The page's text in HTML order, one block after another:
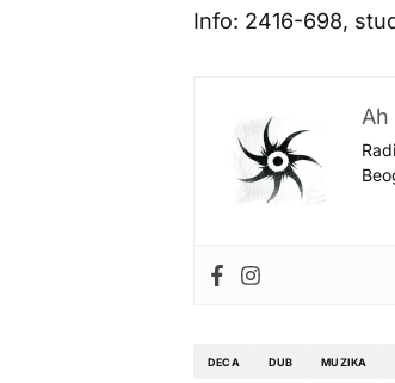
Info: 2416-698,
Ah
DECA DUB MUZIKA